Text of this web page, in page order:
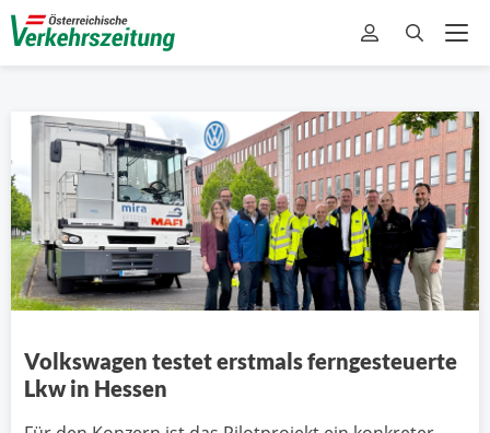
Volkswagen testet erstmals ferngesteuerte
Lkw in Hessen